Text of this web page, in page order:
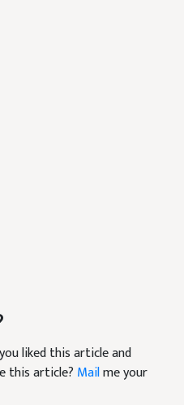
liked this article and
this article? Mailme your